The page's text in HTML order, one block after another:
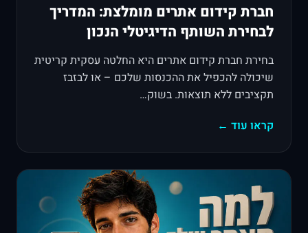
חברת קידום אתרים מומלצת: המדריך
לבחירת השותף הדיגיטלי הנכון
בחירת חברת קידום אתרים היא החלטה עסקית קריטית
שיכולה להכפיל את ההכנסות שלכם – או לבזבז
תקציבים ללא תוצאות. בשוק…
קראו עוד ←